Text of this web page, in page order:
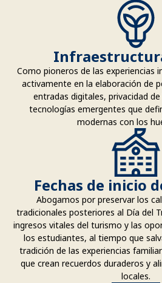
Como pioneros de las experiencias
activamente en la elaboración de
entradas digitales, privacidad
tecnologías emergentes que
modernas con los
Fechas de inicio
Abogamos por preservar los
tradicionales posteriores al Día del
ingresos vitales del turismo y las
los estudiantes, al tiempo que
tradición de las experiencias
que crean recuerdos duraderos y
locales.